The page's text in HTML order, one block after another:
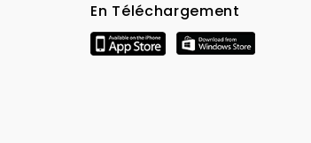
En Téléchargement